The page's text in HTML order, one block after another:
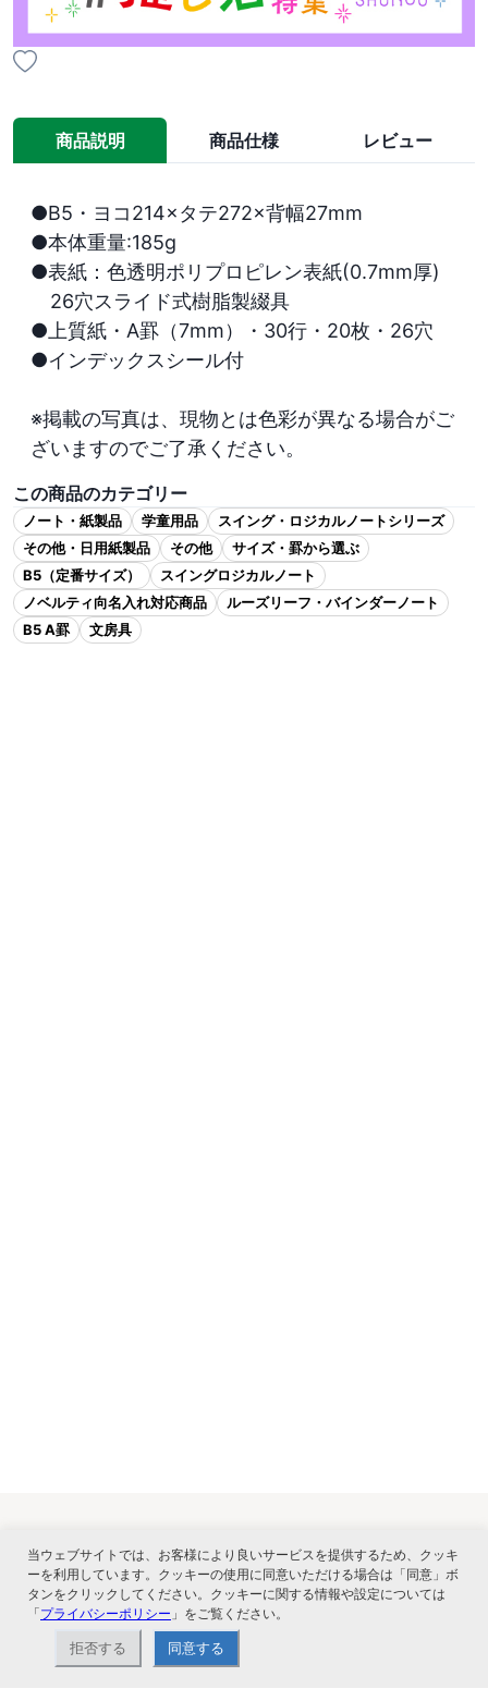
商品説明 商品仕様 レビュー
●B5・ヨコ214×タテ272×背幅27mm
●本体重量:185g
●表紙：色透明ポリプロピレン表紙(0.7mm厚)
26穴スライド式樹脂製綴具
●上質紙・A罫（7mm）・30行・20枚・26穴
●インデックスシール付
※掲載の写真は、現物とは色彩が異なる場合がご
ざいますのでご了承ください。
この商品のカテゴリー
ノート・紙製品 学童用品
スイング・ロジカルノートシリーズ
その他・日用紙製品
その他
サイズ・罫から選ぶ
B5（定番サイズ）
スイングロジカルノート
ノベルティ向名入れ対応商品
ルーズリーフ・バインダーノート
B5 A罫
文房具
関連サービス
当ウェブサイトでは、お客様により良いサービスを提供するため、クッキ
ーを利用しています。クッキーの使用に同意いただける場合は「同意」ボ
タンをクリックしてください。クッキーに関する情報や設定については
「プライバシーポリシー 」をご覧ください。
拒否する 同意する